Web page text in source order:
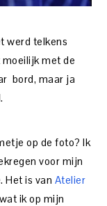
werd telkens
moeilijk met de
bord, maar ja
op de foto? Ik
voor mijn
Het is van Atelier
ik op mijn